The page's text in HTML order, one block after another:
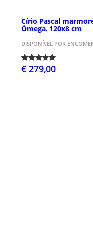
Círio Pascal
Ómega, 120x8 cm
DISPONÍVEL POR
€ 279,00